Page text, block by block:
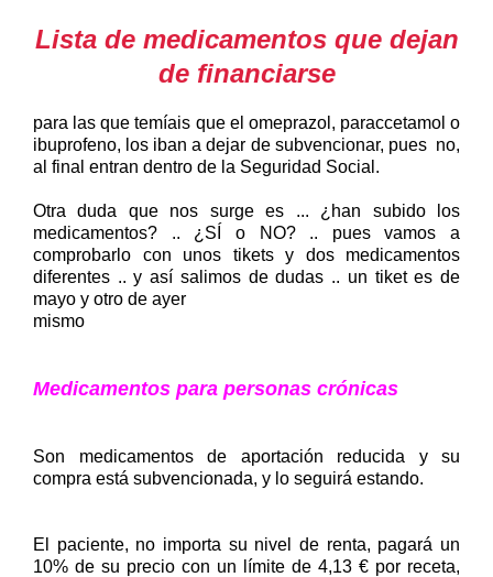
Lista de medicamentos que dejan
de financiarse
para las que temíais que el omeprazol, paraccetamol o
ibuprofeno, los iban a dejar de subvencionar, pues no,
al final entran dentro de la Seguridad Social.
Otra duda que nos surge es ... ¿han subido los
medicamentos? .. ¿SÍ o NO? .. pues vamos a
comprobarlo con unos tikets y dos medicamentos
diferentes .. y así salimos de dudas .. un tiket es de
mayo y otro de ayer
mismo
Medicamentos para personas crónicas
Son medicamentos de aportación reducida y su
compra está subvencionada, y lo seguirá estando.
El paciente, no importa su nivel de renta, pagará un
10% de su precio con un límite de 4,13 € por receta,